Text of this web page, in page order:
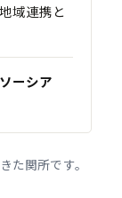
域連携と
ーシア
た関所です。